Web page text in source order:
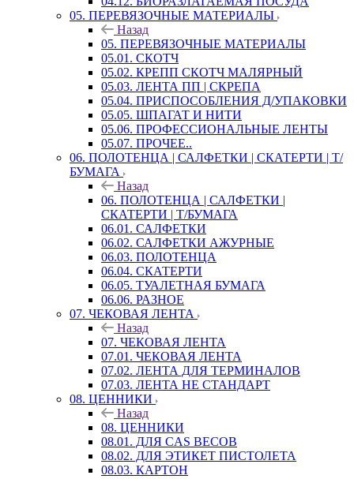
05. ПЕРЕВЯЗОЧНЫЕ МАТЕРИАЛЫ
Назад
05. ПЕРЕВЯЗОЧНЫЕ МАТЕРИАЛЫ
05.01. СКОТЧ
05.02. КРЕПП СКОТЧ МАЛЯРНЫЙ
05.03. ЛЕНТА ПП | СКРЕПА
05.04. ПРИСПОСОБЛЕНИЯ Д/УПАКОВКИ
05.05. ШПАГАТ И НИТИ
05.06. ПРОФЕССИОНАЛЬНЫЕ ЛЕНТЫ
05.07. ПРОЧЕЕ..
06. ПОЛОТЕНЦА | САЛФЕТКИ | СКАТЕРТИ | Т/
БУМАГА
Назад
06. ПОЛОТЕНЦА | САЛФЕТКИ |
СКАТЕРТИ | Т/БУМАГА
06.01. САЛФЕТКИ
06.02. САЛФЕТКИ АЖУРНЫЕ
06.03. ПОЛОТЕНЦА
06.04. СКАТЕРТИ
06.05. ТУАЛЕТНАЯ БУМАГА
06.06. РАЗНОЕ
07. ЧЕКОВАЯ ЛЕНТА
Назад
07. ЧЕКОВАЯ ЛЕНТА
07.01. ЧЕКОВАЯ ЛЕНТА
07.02. ЛЕНТА ДЛЯ ТЕРМИНАЛОВ
07.03. ЛЕНТА НЕ СТАНДАРТ
08. ЦЕННИКИ
Назад
08. ЦЕННИКИ
08.01. ДЛЯ CAS ВЕСОВ
08.02. ДЛЯ ЭТИКЕТ ПИСТОЛЕТА
08.03. КАРТОН